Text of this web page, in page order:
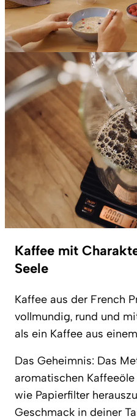
Kaffee mit
Seele
Kaffee aus der French
vollmundig, rund und
als ein Kaffee aus
Das Geheimnis: Das
aromatischen
wie Papierfilter
Geschmack in deiner